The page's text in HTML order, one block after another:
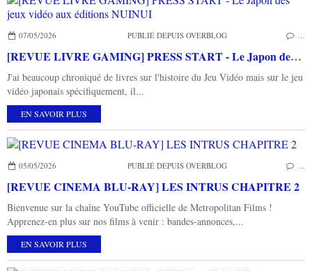
07/05/2026 PUBLIÉ DEPUIS OVERBLOG
[REVUE LIVRE GAMING] PRESS START - Le Japon des jeux vidéo aux éditions NUINUI
J'ai beaucoup chroniqué de livres sur l'histoire du Jeu Vidéo mais sur le jeu
vidéo japonais spécifiquement, il...
EN SAVOIR PLUS
05/05/2026 PUBLIÉ DEPUIS OVERBLOG
[REVUE CINEMA BLU-RAY] LES INTRUS CHAPITRE 2
Bienvenue sur la chaîne YouTube officielle de Metropolitan Films !
Apprenez-en plus sur nos films à venir : bandes-annonces,...
EN SAVOIR PLUS